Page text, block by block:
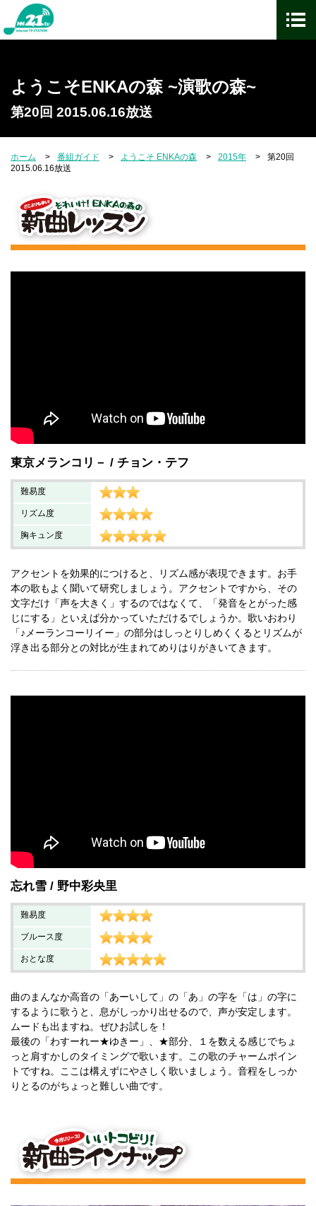
ようこそENKAの森 ~演歌の森~
第20回 2015.06.16放送
ホーム 番組ガイド ようこそ ENKAの森 2015年
第20回
2015.06.16放送
東京メランコリ－ チョン・テフ
難易度
リズム度
胸キュン度
アクセントを効果的につけると、リズム感が表現できます。お手
本の歌もよく聞いて研究しましょう。アクセントですから、その
文字だけ「声を大きく」するのではなくて、「発音をとがった感
じにする」といえば分かっていただけるでしょうか。歌いおわり
「♪メーランコーリイー」の部分はしっとりしめくくるとリズムが
浮き出る部分との対比が生まれてめりはりがきいてきます。
忘れ雪 野中彩央里
難易度
ブルース度
おとな度
曲のまんなか高音の「あーいして」の「あ」の字を「は」の字に
するように歌うと、息がしっかり出せるので、声が安定します。
ムードも出ますね。ぜひお試しを！
最後の「わすーれー★ゆきー」、★部分、１を数える感じでちょ
っと肩すかしのタイミングで歌います。この歌のチャームポイン
トですね。ここは構えずにやさしく歌いましょう。音程をしっか
りとるのがちょっと難しい曲です。